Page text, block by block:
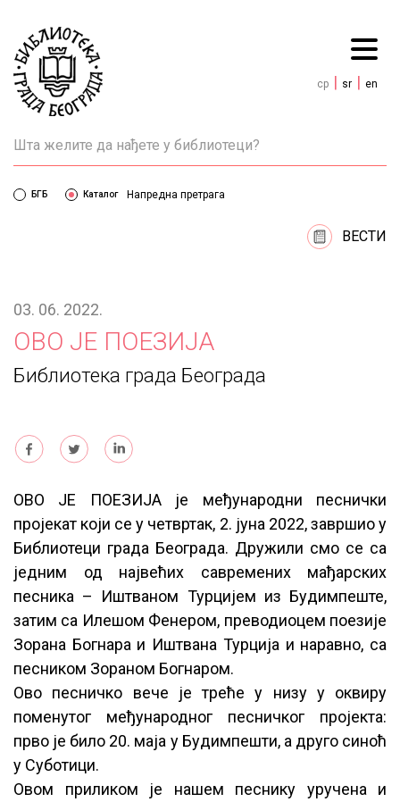
БГБ Каталог Напредна претрага
cp | sr | en
ВЕСТИ
03. 06. 2022.
ОВО ЈЕ ПОЕЗИЈА
Библиотека града Београда
ОВО ЈЕ ПОЕЗИЈА је међународни песнички
пројекат који се у четвртак, 2. јуна 2022, завршио у
Библиотеци града Београда. Дружили смо се са
једним од највећих савремених мађарских
песника – Иштваном Турцијем из Будимпеште,
затим са Илешом Фенером, преводиоцем поезије
Зорана Богнара и Иштвана Турција и наравно, са
песником Зораном Богнаром.
Ово песничко вече је треће у низу у оквиру
поменутог међународног песничког пројекта:
прво је било 20. маја у Будимпешти, а друго синоћ
у Суботици.
Овом приликом је нашем песнику уручена и